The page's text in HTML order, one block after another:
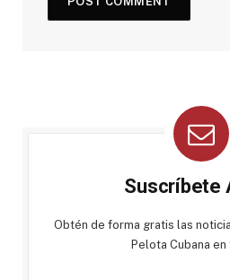
Suscríbete
Obtén de forma gratis las
Pelota Cubana en